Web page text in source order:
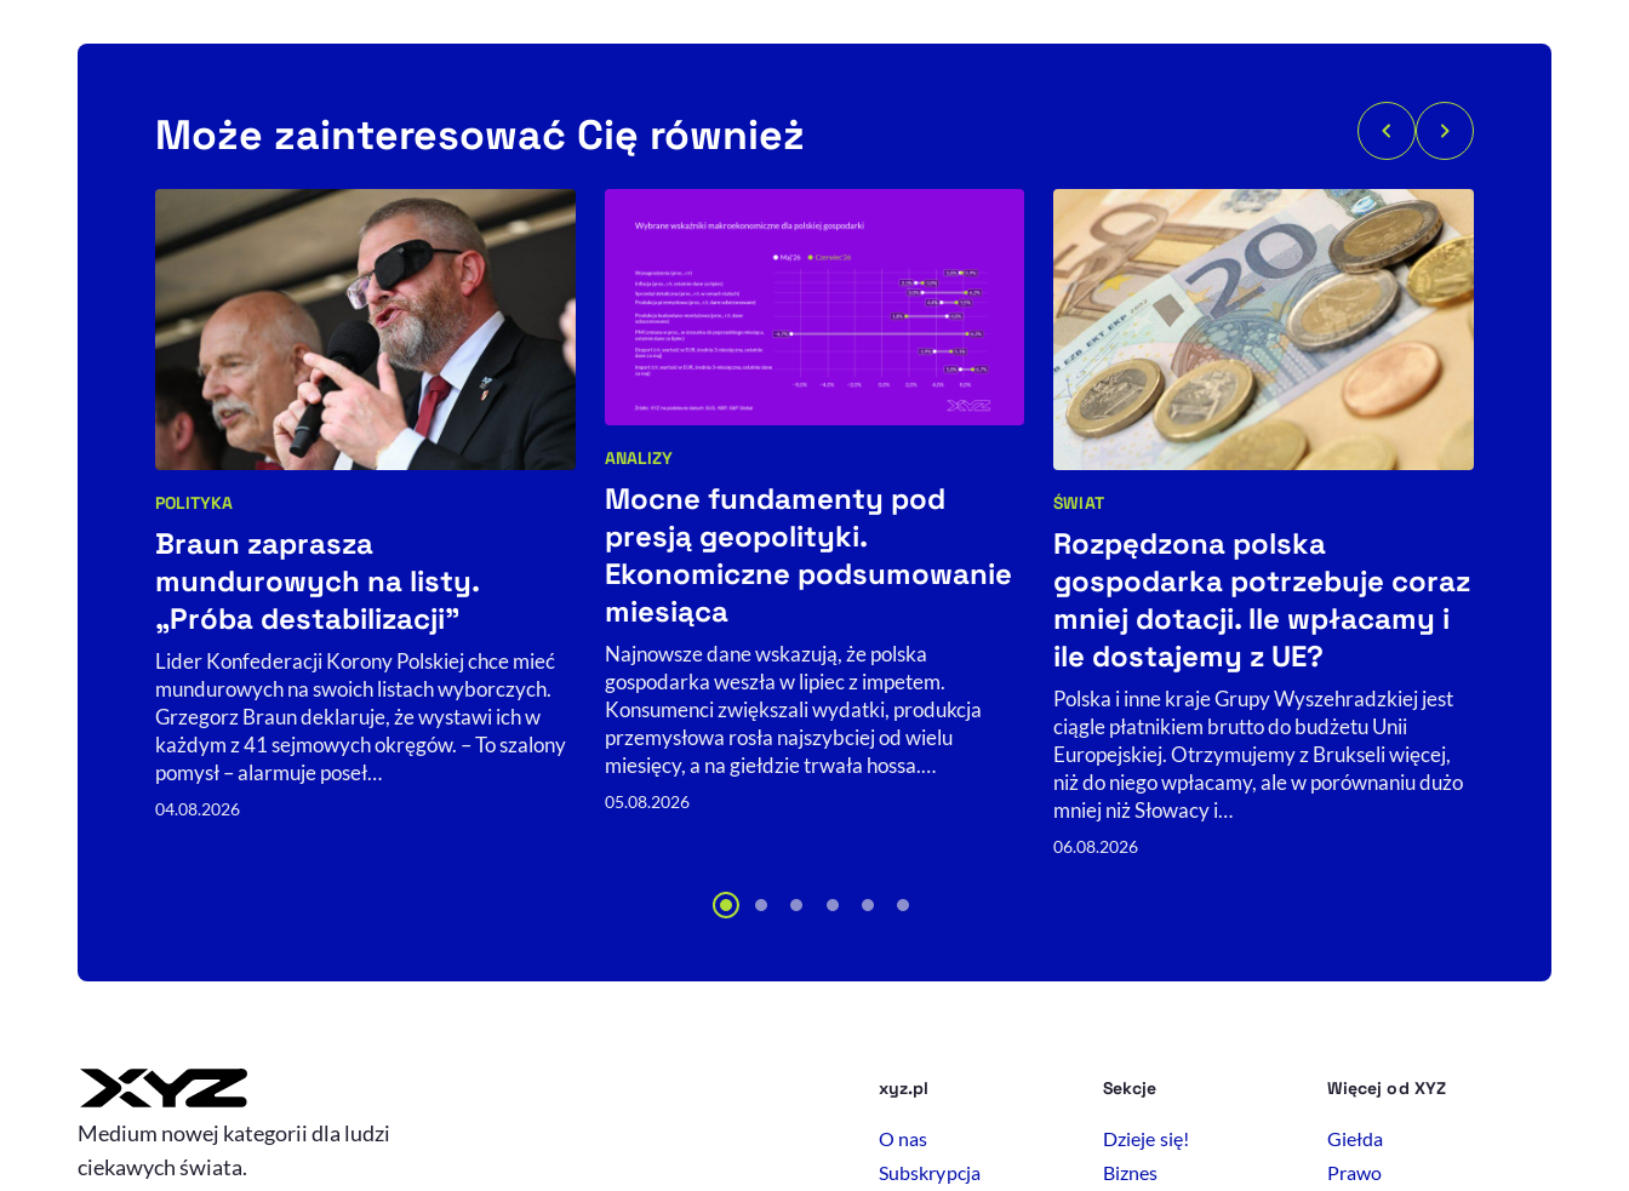
Może zainteresować Cię również
Kategorie artykułu:
POLITYKA
Braun zaprasza
mundurowych na listy.
„Próba destabilizacji”
Lider Konfederacji Korony Polskiej chce mieć
mundurowych na swoich listach wyborczych.
Grzegorz Braun deklaruje, że wystawi ich w
każdym z 41 sejmowych okręgów. – To szalony
pomysł – alarmuje poseł…
04.08.2026
ANALIZY
Mocne fundamenty pod
presją geopolityki.
Ekonomiczne podsumowanie
miesiąca
Najnowsze dane wskazują, że polska
gospodarka weszła w lipiec z impetem.
Konsumenci zwiększali wydatki, produkcja
przemysłowa rosła najszybciej od wielu
miesięcy, a na giełdzie trwała hossa.…
05.08.2026
Kategorie artykułu:
ŚWIAT
Rozpędzona polska
gospodarka potrzebuje coraz
mniej dotacji. Ile wpłacamy i
ile dostajemy z UE?
Polska i inne kraje Grupy Wyszehradzkiej jest
ciągle płatnikiem brutto do budżetu Unii
Europejskiej. Otrzymujemy z Brukseli więcej,
niż do niego wpłacamy, ale w porównaniu dużo
mniej niż Słowacy i…
06.08.2026
Medium nowej kategorii dla ludzi
ciekawych świata.
xyz.pl
O nas
Subskrypcja
Sekcje
Dzieje się!
Biznes
Więcej od XYZ
Giełda
Prawo